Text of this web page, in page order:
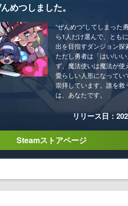
めつしました。
“ぜんめつ”してしまった
ら1人だけ選んで、とも
出を目指すダンジョン探
ただし勇者は「はい/い
ず、魔法使いは魔法が使
愛らしい人形になって
崇拝しています。誰を救
は、あなたです。
リリース日：
Steamストアページ